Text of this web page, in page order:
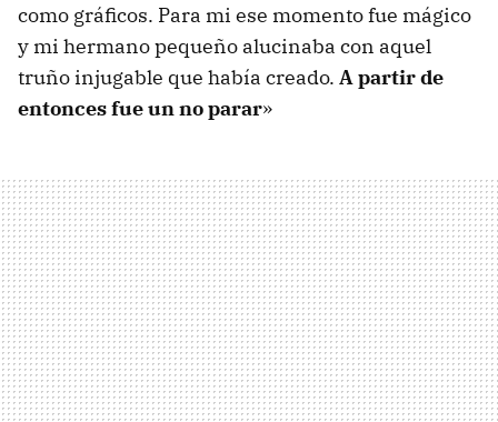
como gráficos. Para mi ese momento fue mágico
y mi hermano pequeño alucinaba con aquel
truño injugable que había creado. A partir de
entonces fue un no parar»